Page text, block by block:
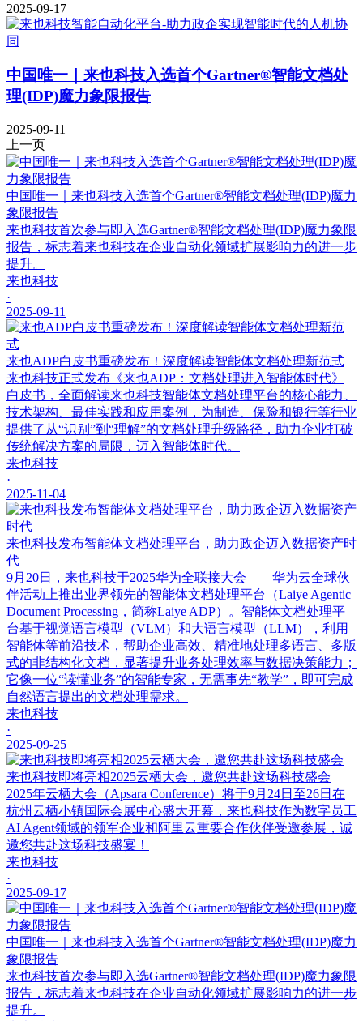
2025-09-17
中国唯一｜来也科技入选首个Gartner®智能文档处
理(IDP)魔力象限报告
2025-09-11
上一页
中国唯一｜来也科技入选首个Gartner®智能文档处理(IDP)魔力
象限报告
来也科技首次参与即入选Gartner®智能文档处理(IDP)魔力象限
报告，标志着来也科技在企业自动化领域扩展影响力的进一步
提升。
来也科技
·
2025-09-11
来也ADP白皮书重磅发布！深度解读智能体文档处理新范式
来也科技正式发布《来也ADP：文档处理进入智能体时代》
白皮书，全面解读来也科技智能体文档处理平台的核心能力、
技术架构、最佳实践和应用案例，为制造、保险和银行等行业
提供了从“识别”到“理解”的文档处理升级路径，助力企业打破
传统解决方案的局限，迈入智能体时代。
来也科技
·
2025-11-04
来也科技发布智能体文档处理平台，助力政企迈入数据资产时
代
9月20日，来也科技于2025华为全联接大会——华为云全球伙
伴活动上推出业界领先的智能体文档处理平台（Laiye Agentic
Document Processing，简称Laiye ADP）。智能体文档处理平
台基于视觉语言模型（VLM）和大语言模型（LLM），利用
智能体等前沿技术，帮助企业高效、精准地处理多语言、多版
式的非结构化文档，显著提升业务处理效率与数据决策能力；
它像一位“读懂业务”的智能专家，无需事先“教学”，即可完成
自然语言提出的文档处理需求。
来也科技
·
2025-09-25
来也科技即将亮相2025云栖大会，邀您共赴这场科技盛会
2025年云栖大会（Apsara Conference）将于9月24日至26日在
杭州云栖小镇国际会展中心盛大开幕，来也科技作为数字员工
AI Agent领域的领军企业和阿里云重要合作伙伴受邀参展，诚
邀您共赴这场科技盛宴！
来也科技
·
2025-09-17
中国唯一｜来也科技入选首个Gartner®智能文档处理(IDP)魔力
象限报告
来也科技首次参与即入选Gartner®智能文档处理(IDP)魔力象限
报告，标志着来也科技在企业自动化领域扩展影响力的进一步
提升。